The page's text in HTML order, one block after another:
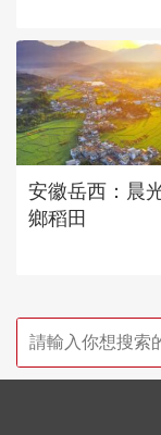
安徽岳西：晨
鄉稻田